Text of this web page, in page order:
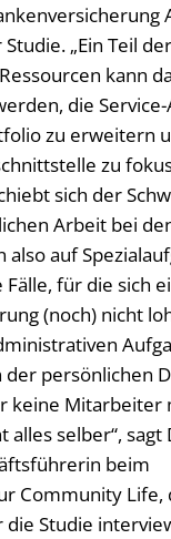
„Ein Teil
kann
die
zu erweitern
zu
sich der
Arbeit bei
also auf
für die sich
(noch) nicht
persönlichen
keine Mitarbeiter
alles selber“, sagt
beim
Community Life,
die Studie